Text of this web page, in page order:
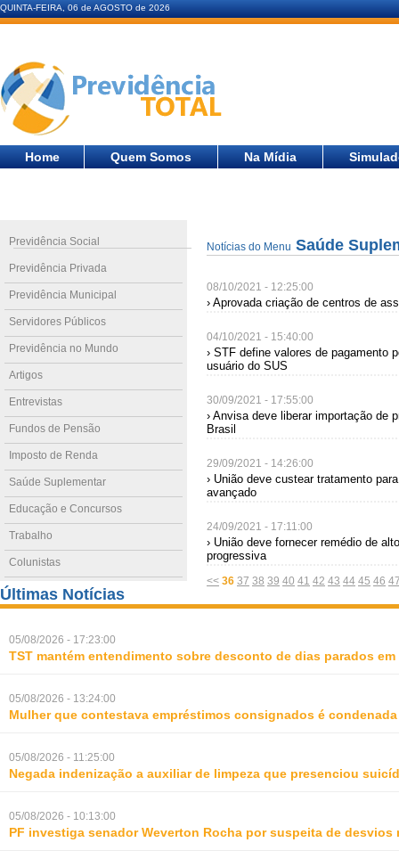
QUINTA-FEIRA, 06 de AGOSTO de 2026
Home Quem Somos Na Mídia
Previdência Social
Previdência Privada
Previdência Municipal
Servidores Públicos
Previdência no Mundo
Artigos
Entrevistas
Fundos de Pensão
Imposto de Renda
Saúde Suplementar
Educação e Concursos
Trabalho
Colunistas
Notícias do Menu Saúde
08/10/2021 - 12:25:00
› Aprovada criação de centros de
04/10/2021 - 15:40:00
› STF define valores de pagamento
usuário do SUS
30/09/2021 - 17:55:00
› Anvisa deve liberar importação de
Brasil
29/09/2021 - 14:26:00
› União deve custear tratamento
avançado
24/09/2021 - 17:11:00
› União deve fornecer remédio de
progressiva
<< 36 37 38 39 40 41 42 43 44 45 46
Últimas Notícias
05/08/2026 - 17:23:00
TST mantém entendimento sobre desconto de dias parados
05/08/2026 - 13:24:00
Mulher que contestava empréstimos consignados é
05/08/2026 - 11:25:00
Negada indenização a auxiliar de limpeza que presenciou
05/08/2026 - 10:13:00
PF investiga senador Weverton Rocha por suspeita de desvios